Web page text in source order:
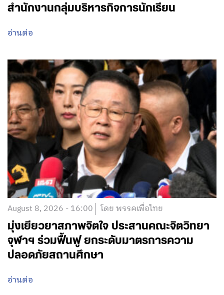
สำนักงานกลุ่มบริหารกิจการนักเรียน
อ่านต่อ
August 8, 2026 - 16:00 โดย พรรคเพื่อไทย
มุ่งเยียวยาสภาพจิตใจ ประสานคณะจิตวิทยา
จุฬาฯ ร่วมฟื้นฟู ยกระดับมาตรการความ
ปลอดภัยสถานศึกษา
อ่านต่อ